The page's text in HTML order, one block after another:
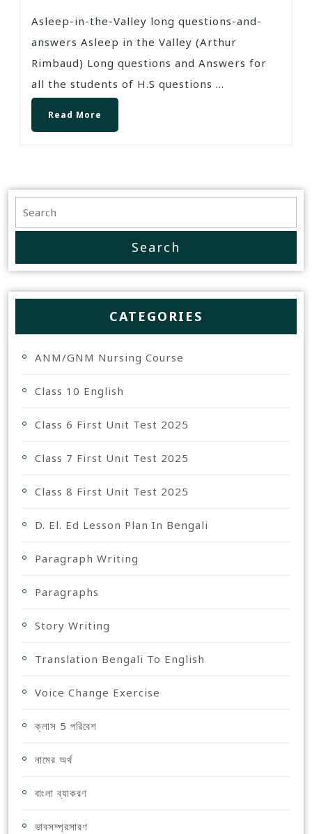
Asleep-in-the-Valley long questions-and-
answers Asleep in the Valley (Arthur
Rimbaud) Long questions and Answers for
all the students of H.S questions ...
Read More
CATEGORIES
ANM/GNM Nursing Course
Class 10 English
Class 6 First Unit Test 2025
Class 7 First Unit Test 2025
Class 8 First Unit Test 2025
D. El. Ed Lesson Plan In Bengali
Paragraph Writing
Paragraphs
Story Writing
Translation Bengali To English
Voice Change Exercise
ক্লাস 5 পরিবেশ
নামের অর্থ
বাংলা ব্যাকরণ
ভাবসম্প্রসারণ